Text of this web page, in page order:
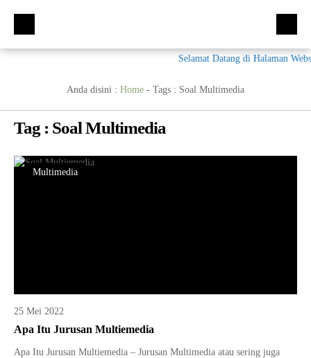
Kompetensi Keahlian
Fasilitas
Ekskul
Galeri
Selamat Datang di Halaman
Anda disini : Home - Tags : Soal Multimedia
Tag : Soal Multimedia
Multimedia
25 Mei 2022
Apa Itu Jurusan Multiemedia
Apa Itu Jurusan Multiemedia – Jurusan Multimedia atau sering juga